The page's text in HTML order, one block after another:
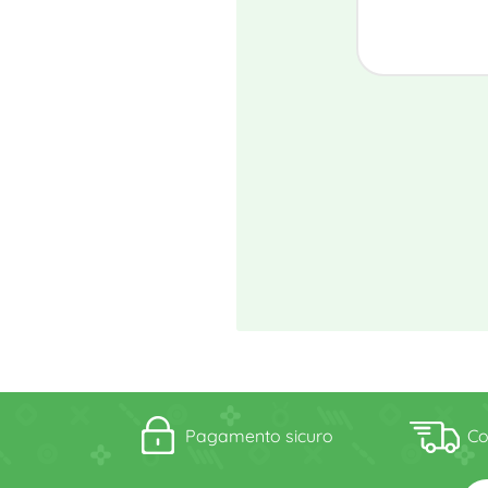
Pagamento sicuro